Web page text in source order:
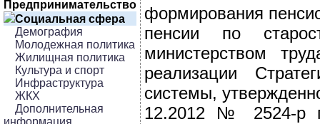
Предпринимательство
Социальная сфера
Демография
Молодежная политика
Жилищная политика
Культура и спорт
Инфраструктура
ЖКХ
Дополнительная
информация
формирования
пенсии по
министерством
реализации
системы,
12.2012 № 2524-р